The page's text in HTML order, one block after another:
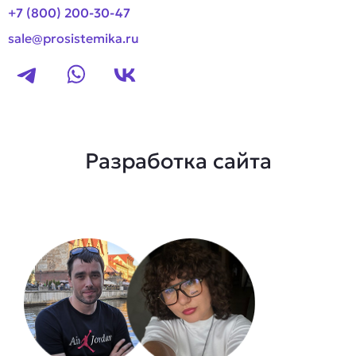
+7 (800) 200-30-47
sale@prosistemika.ru
Разработка сайта